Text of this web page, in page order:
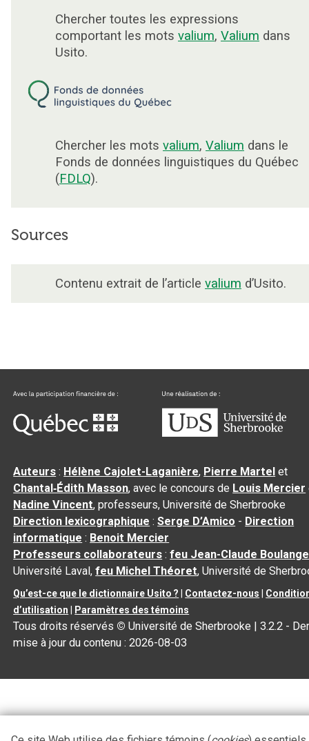
Chercher toutes les expressions
comportant les mots valium, Valium dans
Usito.
Chercher les mots valium, Valium dans le
Fonds de données linguistiques du Québec
(FDLQ).
Sources
Contenu extrait de l’article valium d’Usito.
Auteurs : Hélène Cajolet-Laganière, Pierre Martel et
Chantal‑Édith Masson, avec le concours de Louis Mercier
Nadine Vincent, professeurs, Université de Sherbrooke
Direction lexicographique :Serge D’Amico - Direction
informatique : Benoit Mercier
Professeurs collaborateurs :feu Jean-Claude
Université Laval,feu Michel Théoret, Université de
Qu’est-ce que le dictionnaire Usito ? Contactez-nous
d’utilisation
Paramètres des témoins
Tous droits réservés © Université de Sherbrooke |3.2.2 -
mise à jour du contenu :2026-08-03